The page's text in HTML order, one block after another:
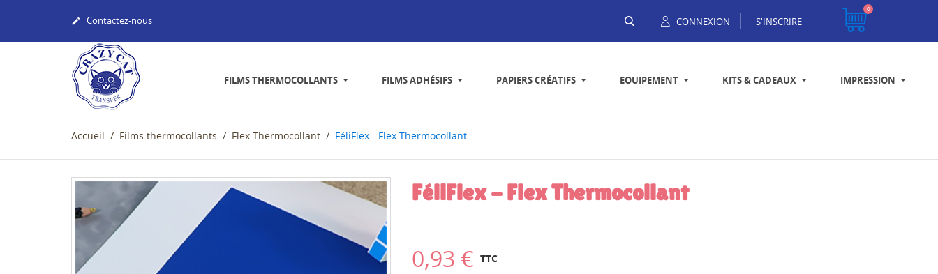
 Contactez-nous CONNEXION S'INSCRIRE
0
FILMS THERMOCOLLANTS FILMS ADHÉSIFS PAPIERS CRÉATIFS EQUIPEMENT KITS & CADEAUX IMPRESSION
Accueil Films thermocollants Flex Thermocollant FéliFlex - Flex Thermocollant
FéliFlex - Flex Thermocollant
0,93 € TTC